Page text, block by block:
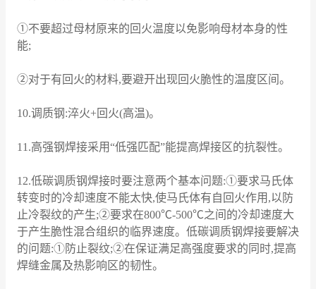
①不要超过母材原来的回火温度以免影响母材本身的性
能;
②对于有回火的材料,要避开出现回火脆性的温度区间。
10.调质钢:淬火+回火(高温)。
11.高强钢焊接采用“低强匹配”能提高焊接区的抗裂性。
12.低碳调质钢焊接时要注意两个基本问题:①要求马氏体
转变时的冷却速度不能太快,使马氏体有自回火作用,以防
止冷裂纹的产生;②要求在800℃-500℃之间的冷却速度大
于产生脆性混合组织的临界速度。低碳调质钢焊接要解决
的问题:①防止裂纹;②在保证满足高强度要求的同时,提高
焊缝金属及热影响区的韧性。